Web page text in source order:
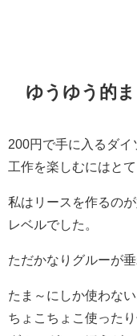
ゆうゆう的
200円で手に入るダ
工作を楽しむにはとて
私はリースを作るの
レベルでした。
ただかなりグルーが
たま～にしか使わな
ちょこちょこ使った